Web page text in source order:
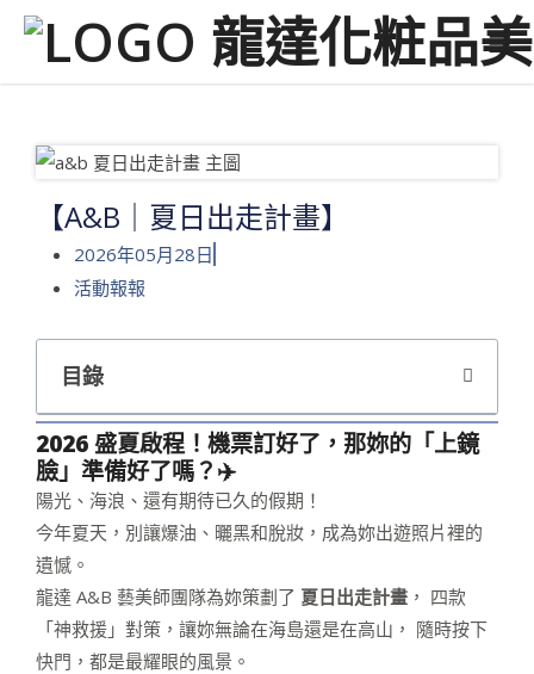
【A&B｜夏日出走計畫】
2026年05月28日
活動報報
目錄
2026 盛夏啟程！機票訂好了，那妳的「上鏡
臉」準備好了嗎？✈️
陽光、海浪、還有期待已久的假期！
今年夏天，別讓爆油、曬黑和脫妝，成為妳出遊照片裡的
遺憾。
龍達 A&B 藝美師團隊為妳策劃了 夏日出走計畫 ， 四款
「神救援」對策，讓妳無論在海島還是在高山， 隨時按下
快門，都是最耀眼的風景。